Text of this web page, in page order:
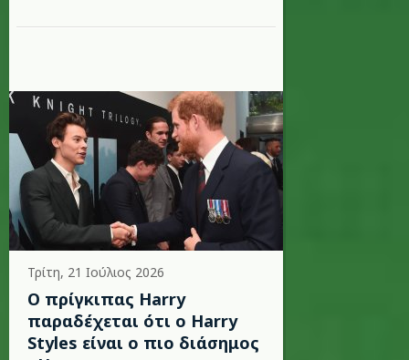
Τρίτη, 21 Ιούλιος 2026
Ο πρίγκιπας Harry
παραδέχεται ότι ο Harry
Styles είναι ο πιο διάσημος